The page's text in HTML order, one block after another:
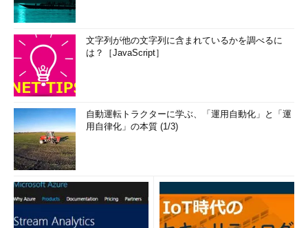
*** 一部省略されたコンテンツがあります。
ちなみに、Cygwinはパッケージがアップデートした場合も簡
単にインストールすることができます。インストール時と同様に
setup.exeを実行し、［Next -->］ボタンをクリックしていきま
す。アップデートしたパッケージがあると、選択画面にその旨が
表示されます。
文字列が他の文字列に含まれているかを調べるに
は？［JavaScript］
自動運転トラクターに学ぶ、「運用自動化」と「運
用自律化」の本質 (1/3)